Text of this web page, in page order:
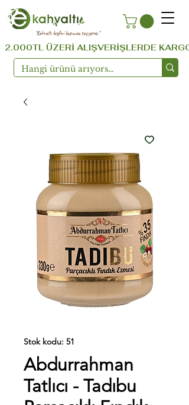
''Kahvaltı keyfini kapınıza taşıyoruz.''
2.000TL ÜZERİ ALIŞVERİŞLERDE KARGO
Stok kodu: 51
Abdurrahman
Tatlıcı - Tadıbu